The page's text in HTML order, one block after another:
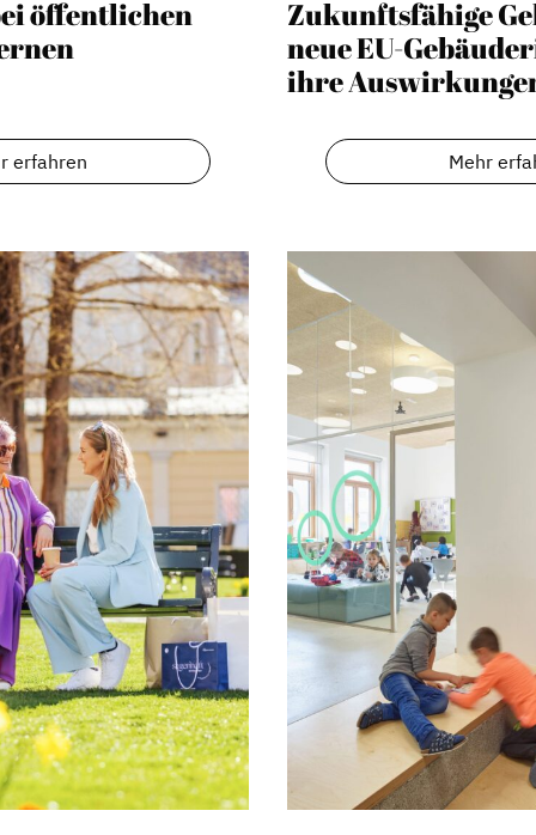
Stadtmarketing
Stadtraumgestaltung
Projektmanagement
Contentmanagement
Datenmanagement
Serviceleistungen
Kooperationen
öffentlichen
erfahren
Zukunftsfähige
neue EU-
ihre
Mehr